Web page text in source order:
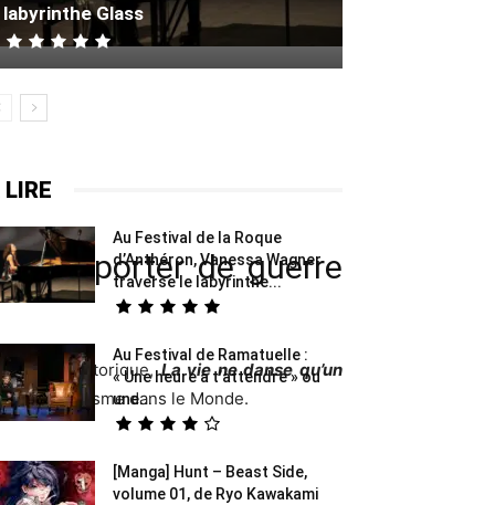
reporter de guerre
roman historique,La vie ne danse qu’un
du fascisme dans le Monde.
labyrinthe Glass
Au Festival de la Roque
d’Anthéron, Vanessa Wagner
traverse le labyrinthe...
Au Festival de Ramatuelle :
« Une heure à t’attendre » ou
une...
[Manga] Hunt – Beast Side,
volume 01, de Ryo Kawakami